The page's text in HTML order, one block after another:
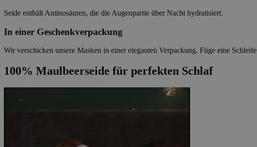
Seide enthält Aminosäuren, die die Augenpartie über Nacht hydratisiert.
In einer Geschenkverpackung
Wir verschicken unsere Masken in einer eleganten Verpackung. Füge eine
100% Maulbeerseide für perfekten Schlaf